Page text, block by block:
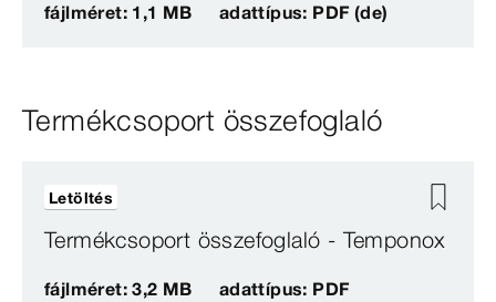
fájlméret: 1,1 MB
adattípus: PDF (de)
Termékcsoport összefoglaló
Termékcsoport összefoglaló - Temponox
fájlméret: 3,2 MB adattípus: PDF
Letöltés